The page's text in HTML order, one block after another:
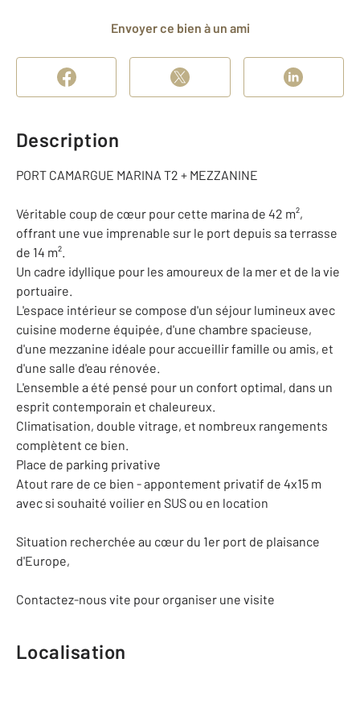
Envoyer ce bien à un ami
Description
PORT CAMARGUE MARINA T2 + MEZZANINE
Véritable coup de cœur pour cette marina de 42 m²,
offrant une vue imprenable sur le port depuis sa terrasse
de 14 m².
Un cadre idyllique pour les amoureux de la mer et de la vie
portuaire.
L'espace intérieur se compose d'un séjour lumineux avec
cuisine moderne équipée, d'une chambre spacieuse,
d'une mezzanine idéale pour accueillir famille ou amis, et
d'une salle d'eau rénovée.
L'ensemble a été pensé pour un confort optimal, dans un
esprit contemporain et chaleureux.
Climatisation, double vitrage, et nombreux rangements
complètent ce bien.
Place de parking privative
Atout rare de ce bien - appontement privatif de 4x15 m
avec si souhaité voilier en SUS ou en location
Situation recherchée au cœur du 1er port de plaisance
d'Europe,
Contactez-nous vite pour organiser une visite
Localisation